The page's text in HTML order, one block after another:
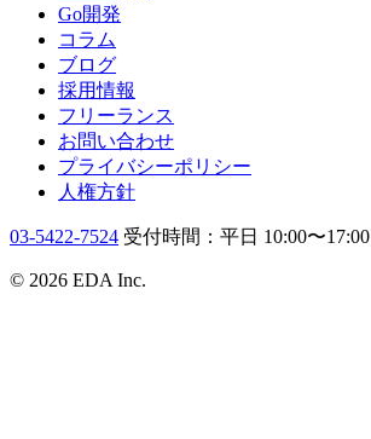
Go開発
コラム
ブログ
採用情報
フリーランス
お問い合わせ
プライバシーポリシー
人権方針
03-5422-7524 受付時間：平日 10:00〜17:00
© 2026 EDA Inc.